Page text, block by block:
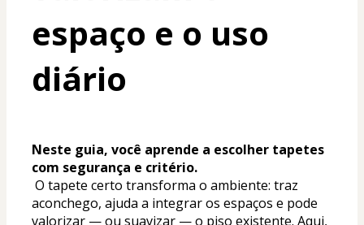
espaço e o uso
diário
Neste guia, você aprende a escolher tapetes
com segurança e critério.
aconchego, ajuda a integrar os espaços e pode
valorizar — ou suavizar — o piso existente. Aqui,